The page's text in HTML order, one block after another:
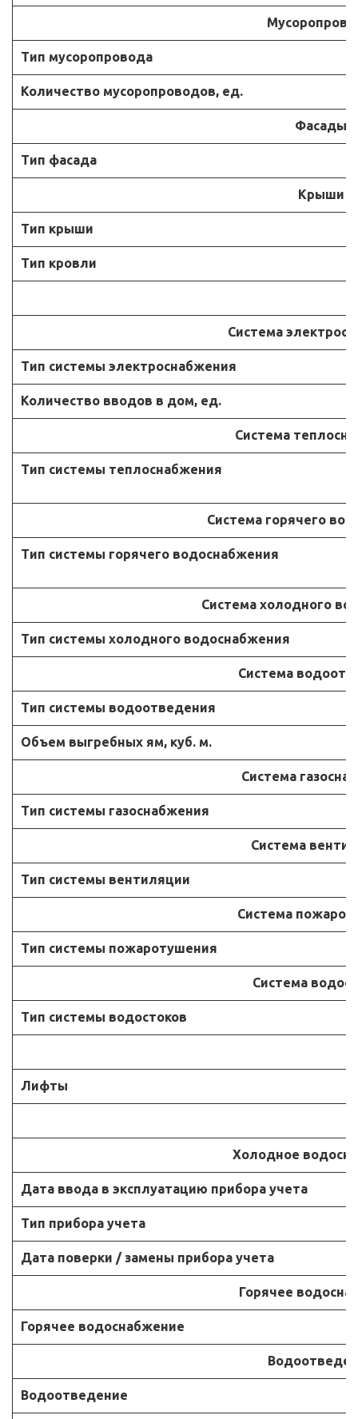
Тип мусоропровода
Количество мусоропроводов, ед.
Фасады
Тип фасада
Крыши
Тип крыши
Тип кровли
Система
Тип системы электроснабжения
Количество вводов в дом, ед.
Система
Тип системы теплоснабжения
Система горячего
Тип системы горячего водоснабжения
Система холодного
Тип системы холодного водоснабжения
Система
Тип системы водоотведения
Объем выгребных ям, куб. м.
Система
Тип системы газоснабжения
Система
Тип системы вентиляции
Система
Тип системы пожаротушения
Система
Тип системы водостоков
Лифты
Холодное
Дата ввода в эксплуатацию прибора учета
Тип прибора учета
Дата поверки / замены прибора учета
Горячее
Горячее водоснабжение
Водоотведение